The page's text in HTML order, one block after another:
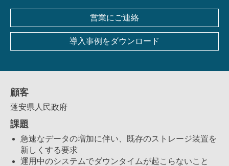
営業にご連絡
導入事例をダウンロード
顧客
蓬安県人民政府
課題
急速なデータの増加に伴い、既存のストレージ装置を
新しくする要求
運用中のシステムでダウンタイムが起こらないこと